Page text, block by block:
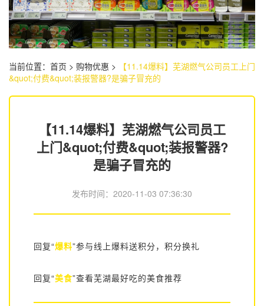
当前位置： 首页 > 购物优惠 >
【11.14爆料】芜湖燃气公司员工上门
&quot;付费&quot;装报警器?是骗子冒充的
【11.14爆料】芜湖燃气公司员工
上门&quot;付费&quot;装报警器?
是骗子冒充的
发布时间： 2020-11-03 07:36:30
回复“爆料”参与线上爆料送积分，积分换礼
回复“美食”查看芜湖最好吃的美食推荐